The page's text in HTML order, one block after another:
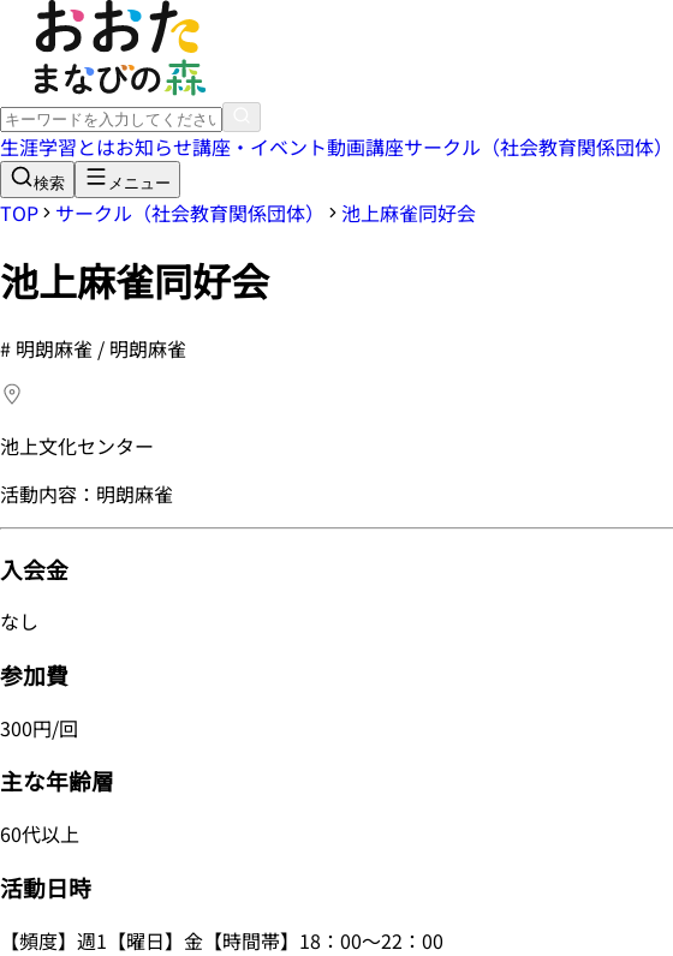
生涯学習とはお知らせ講座・イベント動画講座サークル（社会教育関係団体）
検索 メニュー
TOP サークル（社会教育関係団体） 池上麻雀同好会
池上麻雀同好会
# 明朗麻雀 / 明朗麻雀
池上文化センター
活動内容：明朗麻雀
入会金
なし
参加費
300円/回
主な年齢層
60代以上
活動日時
【頻度】週1【曜日】金【時間帯】18：00～22：00